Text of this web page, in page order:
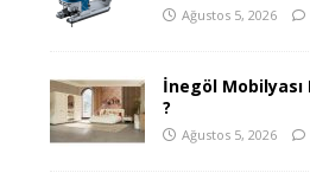
Ağustos 5, 2026
İnegöl Mobilyası
?
Ağustos 5, 2026